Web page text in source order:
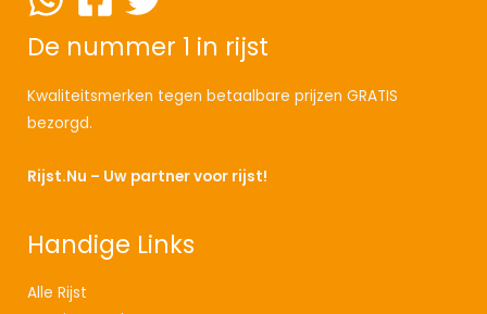
De nummer 1 in rijst
Kwaliteitsmerken tegen betaalbare prijzen GRATIS
bezorgd.
Rijst.Nu – Uw partner voor rijst!
Handige Links
Alle Rijst